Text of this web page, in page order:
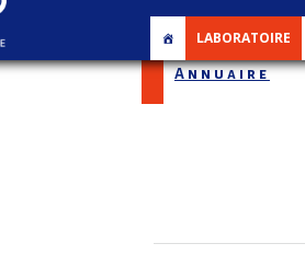
LABORATOIRE
Annuaire